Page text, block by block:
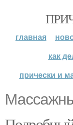
главная
как
прически и